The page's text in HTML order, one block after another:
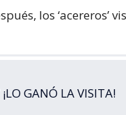
los ‘acereros’
GANÓ LA VISITA!